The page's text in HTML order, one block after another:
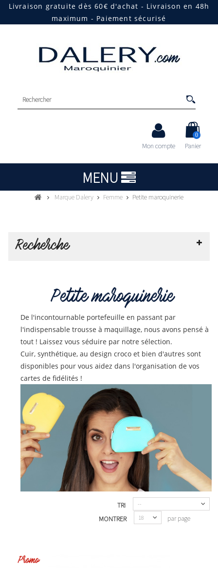
Livraison gratuite dès 60€ d'achat - Livraison en 48h
maximum - Paiement sécurisé
0
Panier
Mon compte
MENU
Marque Dalery Femme Petite maroquinerie
Recherche
Petite maroquinerie
De l'incontournable portefeuille en passant par
l'indispensable trousse à maquillage, nous avons pensé à
tout ! Laissez vous séduire par notre sélection.
Cuir, synthétique, au design croco et bien d'autres sont
disponibles pour vous aidez dans l'organisation de vos
cartes de fidélités !
TRI --
MONTRER 18 par page